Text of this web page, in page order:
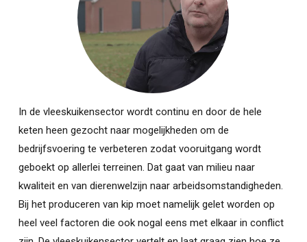
In de vleeskuikensector wordt continu en door de hele
keten heen gezocht naar mogelijkheden om de
bedrijfsvoering te verbeteren zodat vooruitgang wordt
geboekt op allerlei terreinen. Dat gaat van milieu naar
kwaliteit en van dierenwelzijn naar arbeidsomstandigheden.
Bij het produceren van kip moet namelijk gelet worden op
heel veel factoren die ook nogal eens met elkaar in conflict